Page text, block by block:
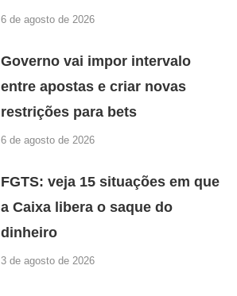
6 de agosto de 2026
Governo vai impor intervalo
entre apostas e criar novas
restrições para bets
6 de agosto de 2026
FGTS: veja 15 situações em que
a Caixa libera o saque do
dinheiro
3 de agosto de 2026